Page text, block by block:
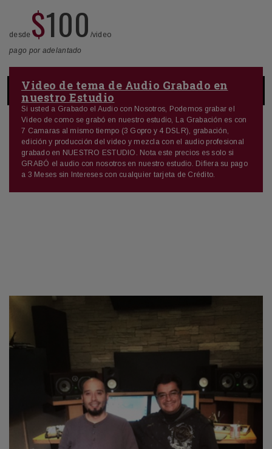
desde $100 /video
pago por adelantado
Video de tema de Audio Grabado en
nuestro Estudio
Si usted a Grabado el Audio con Nosotros, Podemos grabar el
Video de como se grabó en nuestro estudio, La Grabación es con
7 Camaras al mismo tiempo (3 Gopro y 4 DSLR), grabación,
edición y producción del video y mezcla con el audio profesional
grabado en NUESTRO ESTUDIO. Nota este precios es solo si
GRABÓ el audio con nosotros en nuestro estudio. Difiera su pago
a 3 Meses sin Intereses con cualquier tarjeta de Crédito.